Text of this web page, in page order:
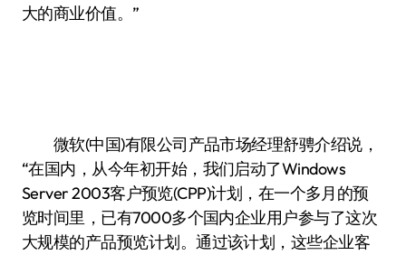
大的商业价值。”
微软(中国)有限公司产品市场经理舒骋介绍说，
“在国内，从今年初开始，我们启动了Windows
Server 2003客户预览(CPP)计划，在一个多月的预
览时间里，已有7000多个国内企业用户参与了这次
大规模的产品预览计划。通过该计划，这些企业客